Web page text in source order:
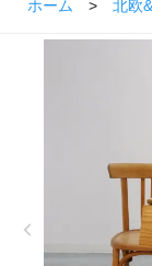
ホーム > 北欧